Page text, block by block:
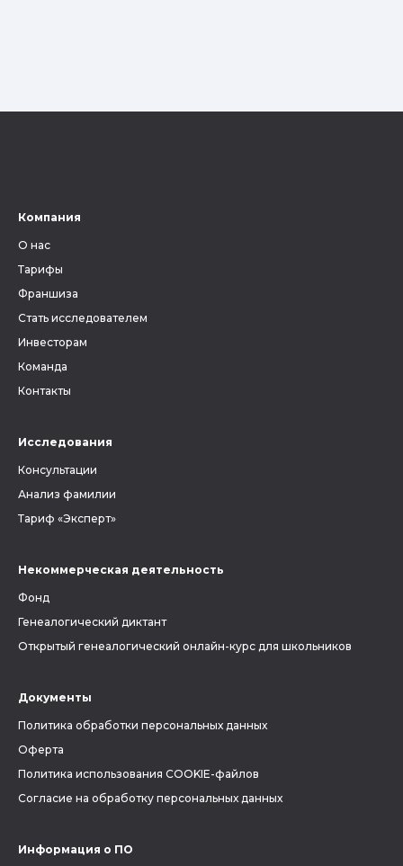
Компания
О нас
Тарифы
Франшиза
Стать исследователем
Инвесторам
Команда
Контакты
Исследования
Консультации
Анализ фамилии
Тариф «Эксперт»
Некоммерческая деятельность
Фонд
Генеалогический диктант
Открытый генеалогический онлайн-курс для школьников
Документы
Политика обработки персональных данных
Оферта
Политика использования COOKIE-файлов
Согласие на обработку персональных данных
Информация о ПО